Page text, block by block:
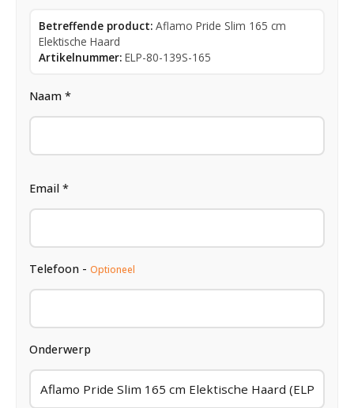
Betreffende product: Aflamo Pride Slim 165 cm
Elektische Haard
Artikelnummer: ELP-80-139S-165
Naam *
Email *
Telefoon - Optioneel
Onderwerp